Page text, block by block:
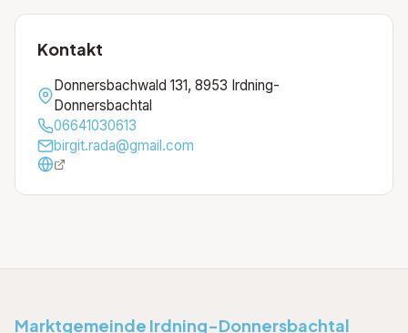
Kontakt
Donnersbachwald 131, 8953 Irdning-
Donnersbachtal
06641030613
birgit.rada@gmail.com
Marktgemeinde Irdning-Donnersbachtal